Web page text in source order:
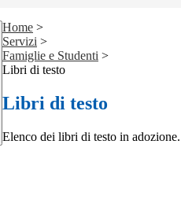
Home >
Servizi >
Famiglie e Studenti >
Libri di testo
Libri di testo
Elenco dei libri di testo in adozione.